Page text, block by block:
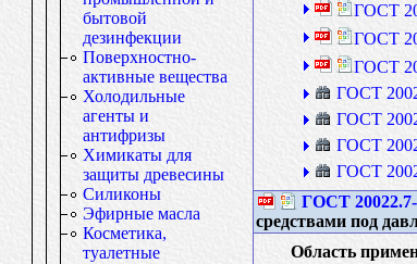
бытовой
дезинфекции
Поверхностно-
активные вещества
Холодильные
агенты и
антифризы
Химикаты для
защиты древесины
Силиконы
Эфирные масла
Косметика,
туалетные
ГОСТ
ГОСТ
ГОСТ
ГОСТ
ГОСТ
ГОСТ
ГОСТ
ГОСТ
средствами под
Область